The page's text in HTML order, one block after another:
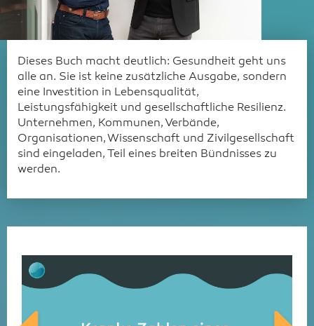
Dieses Buch macht deutlich: Gesundheit geht uns
alle an. Sie ist keine zusätzliche Ausgabe, sondern
eine Investition in Lebensqualität,
Leistungsfähigkeit und gesellschaftliche Resilienz.
Unternehmen, Kommunen, Verbände,
Organisationen, Wissenschaft und Zivilgesellschaft
sind eingeladen, Teil eines breiten Bündnisses zu
werden.